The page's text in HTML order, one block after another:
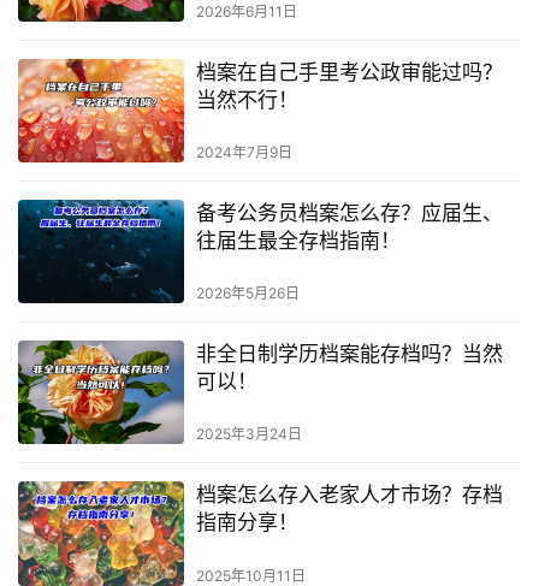
2026年6月11日
档案在自己手里考公政审能过吗？
当然不行！
2024年7月9日
备考公务员档案怎么存？应届生、
往届生最全存档指南！
2026年5月26日
非全日制学历档案能存档吗？当然
可以！
2025年3月24日
档案怎么存入老家人才市场？存档
指南分享！
2025年10月11日